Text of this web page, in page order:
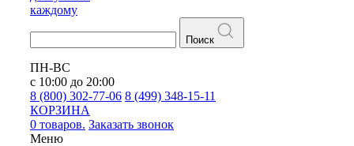
каждому
Поиск
ПН-ВС
с 10:00 до 20:00
8 (800) 302-77-06 8 (499) 348-15-11
КОРЗИНА
0 товаров. Заказать звонок
Меню